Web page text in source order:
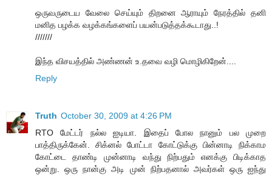
ஒருவருடைய வேலை செய்யும் திறனை ஆராயும் நேரத்தில் தனி
மனித பழக்க வழக்கங்களைப் பயன்படுத்தக்கூடாது..!
///////
இந்த விசயத்தில் அண்ணன் உ.தவை வழி மொழிகிறேன்....
Reply
Truth October 30, 2009 at 4:26 PM
RTO மேட்டர் நல்ல ஐடியா. இதைப் போல நானும் பல முறை
பாத்திருக்கேன். சிக்னல் போட்டா கோட்டுக்கு பின்னாடி நிக்காம
கோட்டை தாண்டி முன்னாடி வந்து நிற்பதும் எனக்கு பிடிக்காத
ஒன்று. ஒரு நான்கு அடி முன் நிற்பதனால் அவர்கள் ஒரு ஐந்து